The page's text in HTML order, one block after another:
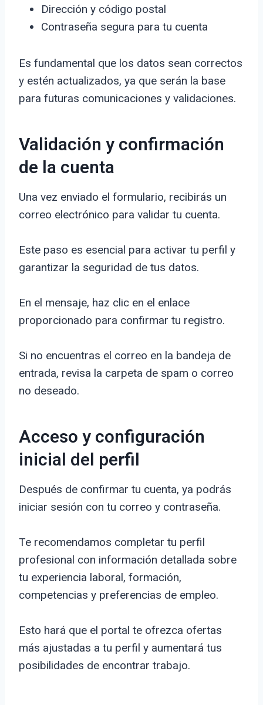
Dirección y código postal
Contraseña segura para tu cuenta
Es fundamental que los datos sean correctos
y estén actualizados, ya que serán la base
para futuras comunicaciones y validaciones.
Validación y confirmación
de la cuenta
Una vez enviado el formulario, recibirás un
correo electrónico para validar tu cuenta.
Este paso es esencial para activar tu perfil y
garantizar la seguridad de tus datos.
En el mensaje, haz clic en el enlace
proporcionado para confirmar tu registro.
Si no encuentras el correo en la bandeja de
entrada, revisa la carpeta de spam o correo
no deseado.
Acceso y configuración
inicial del perfil
Después de confirmar tu cuenta, ya podrás
iniciar sesión con tu correo y contraseña.
Te recomendamos completar tu perfil
profesional con información detallada sobre
tu experiencia laboral, formación,
competencias y preferencias de empleo.
Esto hará que el portal te ofrezca ofertas
más ajustadas a tu perfil y aumentará tus
posibilidades de encontrar trabajo.